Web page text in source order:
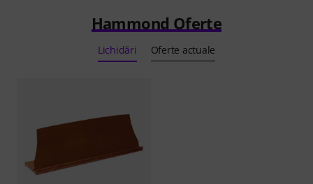
Hammond Oferte
Lichidări Oferte actuale